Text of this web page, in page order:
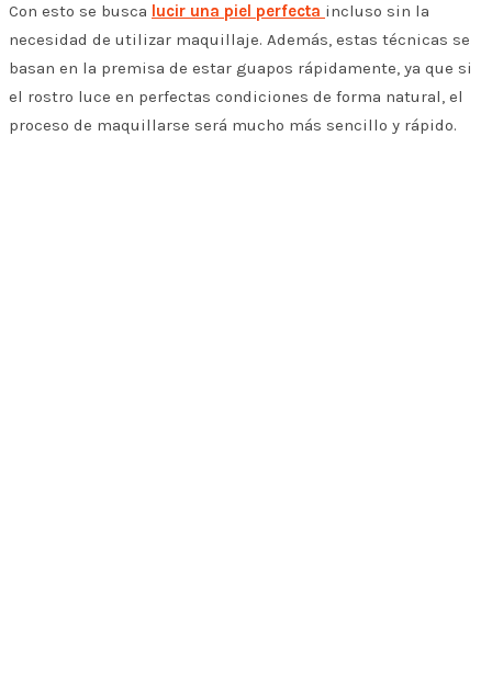
Con esto se busca lucir una piel perfecta incluso sin la
necesidad de utilizar maquillaje. Además, estas técnicas se
basan en la premisa de estar guapos rápidamente, ya que si
el rostro luce en perfectas condiciones de forma natural, el
proceso de maquillarse será mucho más sencillo y rápido.